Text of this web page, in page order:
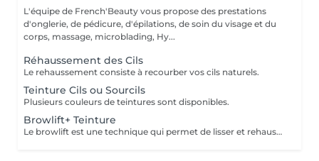
L'équipe de French'Beauty vous propose des prestations
d'onglerie, de pédicure, d'épilations, de soin du visage et du
corps, massage, microblading, Hy...
Réhaussement des Cils
Le rehaussement consiste à recourber vos cils naturels.
Teinture Cils ou Sourcils
Plusieurs couleurs de teintures sont disponibles.
Browlift+ Teinture
Le browlift est une technique qui permet de lisser et rehausser les poils des sourcils. Grâce a cette technique les sourcils sont définis et paraissent plus fournis. La teinture est obligatoire après ce soin.